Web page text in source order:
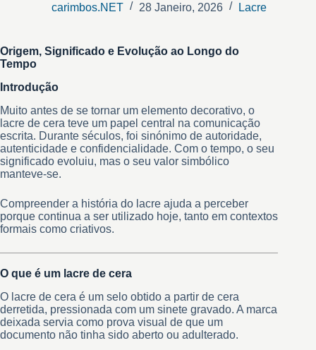
carimbos.NET 28 Janeiro, 2026 Lacre
Origem, Significado e Evolução ao Longo do
Tempo
Introdução
Muito antes de se tornar um elemento decorativo, o
lacre de cera teve um papel central na comunicação
escrita. Durante séculos, foi sinónimo de autoridade,
autenticidade e confidencialidade. Com o tempo, o seu
significado evoluiu, mas o seu valor simbólico
manteve-se.
Compreender a história do lacre ajuda a perceber
porque continua a ser utilizado hoje, tanto em contextos
formais como criativos.
O que é um lacre de cera
O lacre de cera é um selo obtido a partir de cera
derretida, pressionada com um sinete gravado. A marca
deixada servia como prova visual de que um
documento não tinha sido aberto ou adulterado.